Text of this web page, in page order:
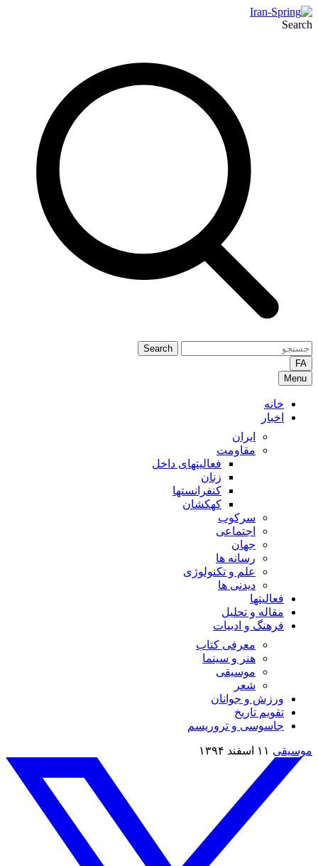
Search
Search
FA
Menu
خانه
اخبار
ایران
مقاومت
فعالیتهای داخل
زنان
کنفرانستها
کهکشان
سرکوب
اجتماعی
جهان
رسانه ها
علم و تکنولوژی
دیدنی ها
فعالیتها
مقاله و تحلیل
فرهنگ و ادبیات
معرفی کتاب
هنر و سینما
موسیقی
شعر
ورزش و جوانان
تقویم تاريخ
جاسوسی و تروریسم
موسیقی ۱۱ اسفند ۱۳۹۴